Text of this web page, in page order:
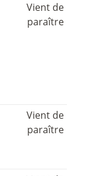
Vient de
paraître
Vient de
paraître